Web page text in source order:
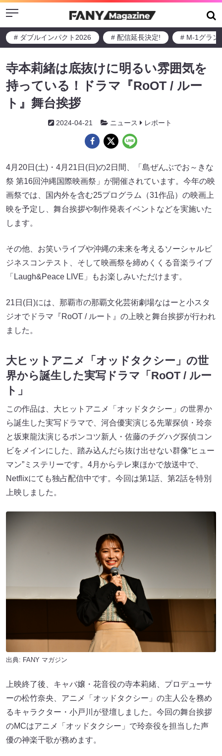
Menu
# ダブルインパクト2026 # 配信延長決定! # M-1グラン
寺本莉緒は底抜けに明るい雰囲気を
持っている！ドラマ『RoOT / ルー
ト』舞台挨拶
2024-04-21 ニュース レポート
4月20日(土)・4月21日(日)の2日間、「島ぜんぶでお～きな
祭 第16回沖縄国際映画祭」が開催されています。今年の映
画祭では、国内外を含む25プログラム（31作品）の映画上
映を予定し、舞台挨拶や制作発表イベントなどを実施いた
します。
その他、お笑いライブや沖縄の未来を考えるソーシャルビ
ジネスコンテスト、そして映画祭を締めくくる音楽ライブ
「Laugh&Peace LIVE」もお楽しみいただけます。
21日(日)には、那覇市の那覇文化芸術劇場なはーと小スタ
ジオでドラマ『RoOT / ルート』の上映と舞台挨拶が行われ
ました。
大ヒットアニメ「オッドタクシー」の世
界から誕生した実写ドラマ「RoOT / ルー
ト」
この作品は、大ヒットアニメ「オッドタクシー」の世界か
ら誕生した実写ドラマで、河合優実演じる先輩探偵・玲奈
と坂東龍汰演じるポンコツ新人・佐藤のチグハグ探偵コン
ビをメインにした、踏み込んだら抜け出せない群像“ヒュー
マン”ミステリーです。4月からテレ東ほかで放送中で、
Netflixにても独占配信中です。今回は第1話、第2話を特別
上映しました。
出典: FANY マガジン
上映終了後、キャバ嬢・花音役の寺本莉緒、プロデューサ
ーの松竹奈央、アニメ「オッドタクシー」の主人公を務め
るキャラクター・小戸川が登壇しました。今回の舞台挨拶
のMCはアニメ「オッドタクシー」で玲奈役を担当した声
優の神楽千歌が務めます。